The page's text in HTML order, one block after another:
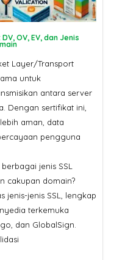
OV, EV, dan Jenis
Layer/Transport
untuk
antara server
Dengan sertifikat ini,
aman, data
pengguna
jenis SSL
cakupan domain?
jenis-jenis SSL, lengkap
terkemuka
dan GlobalSign.